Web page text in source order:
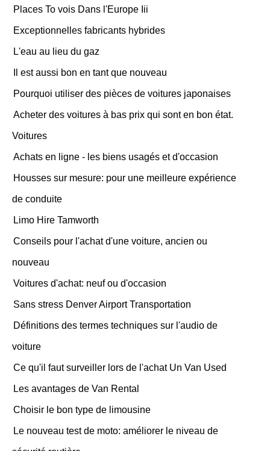
Places To vois Dans l'Europe Iii
Exceptionnelles fabricants hybrides
L'eau au lieu du gaz
Il est aussi bon en tant que nouveau
Pourquoi utiliser des pièces de voitures japonaises
Acheter des voitures à bas prix qui sont en bon état.
Voitures
Achats en ligne - les biens usagés et d'occasion
Housses sur mesure: pour une meilleure expérience
de conduite
Limo Hire Tamworth
Conseils pour l'achat d'une voiture, ancien ou
nouveau
Voitures d'achat: neuf ou d'occasion
Sans stress Denver Airport Transportation
Définitions des termes techniques sur l'audio de
voiture
Ce qu'il faut surveiller lors de l'achat Un Van Used
Les avantages de Van Rental
Choisir le bon type de limousine
Le nouveau test de moto: améliorer le niveau de